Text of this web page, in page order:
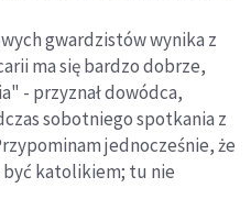
gwardzistów wynika z
ma się bardzo dobrze,
- przyznał dowódca,
sobotniego spotkania z
jednocześnie, że
katolikiem; tu nie